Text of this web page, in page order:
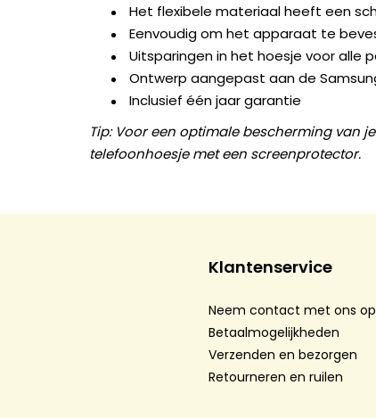
Het flexibele materiaal heeft een
Eenvoudig om het apparaat te
Uitsparingen in het hoesje voor alle
Ontwerp aangepast aan de
Inclusief één jaar garantie
Tip: Voor een optimale bescherming van
telefoonhoesje met een screenprotector.
Klantenservice
Neem contact met ons op
Betaalmogelijkheden
Verzenden en bezorgen
Retourneren en ruilen